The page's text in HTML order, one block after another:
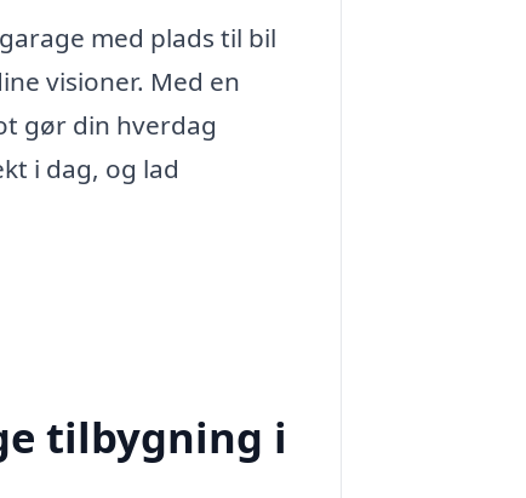
med plads til bil
visioner. Med en
gør din hverdag
i dag, og lad
tilbygning i